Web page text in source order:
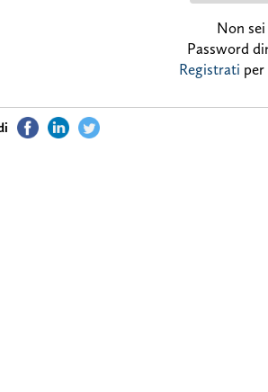
Non
Password
Registrati